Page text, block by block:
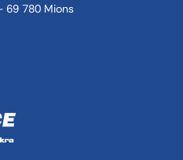
69 780 Mions